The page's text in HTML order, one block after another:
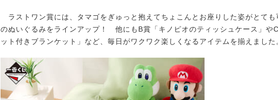
ラストワン賞には、タマゴをぎゅっと抱えてちょこんとお座りした姿がとても
のぬいぐるみをラインアップ！ 他にもB賞「キノピオのティッシュケース」や
ット付きブランケット」など、毎日がワクワク楽しくなるアイテムを揃えました